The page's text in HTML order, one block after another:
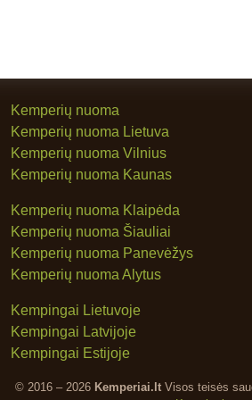
Kemperių nuoma
Kemperių nuoma Lietuva
Kemperių nuoma Vilnius
Kemperių nuoma Kaunas
Kemperių nuoma Klaipėda
Kemperių nuoma Šiauliai
Kemperių nuoma Panevėžys
Kemperių nuoma Alytus
Kempingai Lietuvoje
Kempingai Latvijoje
Kempingai Estijoje
© 2016 – 2026 Kemperiai.ltVisos teisės